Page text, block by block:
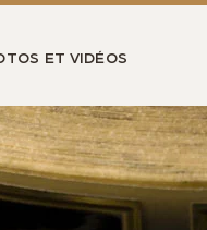
ET VIDÉOS